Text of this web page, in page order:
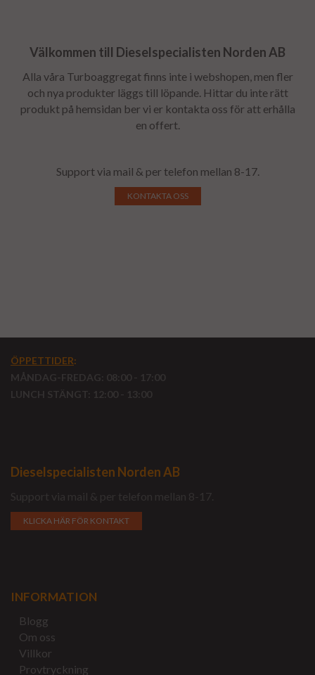
Välkommen till Dieselspecialisten Norden AB
Alla våra Turboaggregat finns inte i webshopen, men fler
och nya produkter läggs till löpande. Hittar du inte rätt
produkt på hemsidan ber vi er kontakta oss för att erhålla
en offert.
Support via mail & per telefon mellan 8-17.
KONTAKTA OSS
ÖPPETTIDER:
MÅNDAG-FREDAG: 08:00 - 17:00
LUNCH STÄNGT: 12:00 - 13:00
Dieselspecialisten Norden AB
Support via mail & per telefon mellan 8-17.
KLICKA HÄR FÖR KONTAKT
INFORMATION
Blogg
Om oss
Villkor
Provtryckning